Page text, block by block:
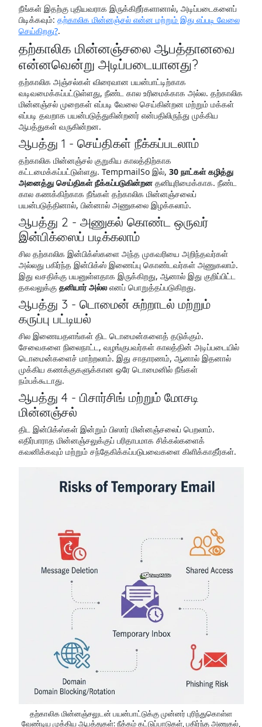
நீங்கள் இதற்கு புதியவராக இருக்கிறீர்களானால், அடிப்படைகளைப்
பிடிக்கவும்: தற்காலிக மின்னஞ்சல் என்ன மற்றும் இது எப்படி வேலை
செய்கிறது?.
தற்காலிக மின்னஞ்சலை ஆபத்தானவை
என்னவென்று அடிப்படையானது?
தற்காலிக அஞ்சல்கள் விரைவான பயன்பாட்டிற்காக
வடிவமைக்கப்பட்டுள்ளது, நீண்ட கால உரிமைக்காக அல்ல. தற்காலிக
மின்னஞ்சல் முறைகள் எப்படி வேலை செய்கின்றன மற்றும் மக்கள்
எப்படி தவறாக பயன்படுத்துகின்றனர் என்பதிலிருந்து முக்கிய
ஆபத்துகள் வருகின்றன.
ஆபத்து 1 - செய்திகள் நீக்கப்படலாம்
தற்காலிக மின்னஞ்சல் குறுகிய காலத்திற்காக
கட்டமைக்கப்பட்டுள்ளது. TempmailSo இல், 30 நாட்கள் கழித்து
அனைத்து செய்திகள் நீக்கப்படுகின்றன தனியுரிமைக்காக. நீண்ட
கால கணக்கிற்காக நீங்கள் தற்காலிக மின்னஞ்சலைப்
பயன்படுத்தினால், பின்னால் அணுகலை இழக்கலாம்.
ஆபத்து 2 - அணுகல் கொண்ட ஒருவர்
இன்பிக்ஸைப் படிக்கலாம்
சில தற்காலிக இன்பிக்ஸ்களை அந்த முகவரியை அறிந்தவர்கள்
அல்லது பகிர்ந்த இன்பிக்ஸ் இணைப்பு கொண்டவர்கள் அணுகலாம்.
இது வசதிக்கு பயனுள்ளதாக இருக்கிறது, ஆனால் இது குறிப்பிட்ட
தகவலுக்கு தனியார் அல்லஎனப் பொறுத்தப்படுகிறது.
ஆபத்து 3 - டொமைன் சுற்றாடல் மற்றும்
கருப்பு பட்டியல்
சில இணையதளங்கள் திட டொமைன்களைத் தடுக்கும்.
சேவைகளை நிலைநாட்ட, வழங்குபவர்கள் காலத்தின் அடிப்படையில்
டொமைன்களைச் மாற்றலாம். இது சாதாரணம், ஆனால் இதனால்
முக்கிய கணக்குகளுக்கான ஒரே டொமைனில் நீங்கள்
நம்பக்கூடாது.
ஆபத்து 4 - பிசார்சிங் மற்றும் மோசடி
மின்னஞ்சல்
திட இன்பிக்ஸ்கள் இன்றும் பிஸார் மின்னஞ்சலைப் பெறலாம்.
எதிர்பாராத மின்னஞ்சலுக்குப் பரிதாபமாக சிக்கல்களைக்
கவனிக்கவும் மற்றும் சந்தேகிக்கப்படுபவைகளை கிளிக்காதீர்கள்.
தற்காலிக மின்னஞ்சலுடன் பயன்பாட்டுக்கு முன்னர் புரிந்துகொள்ள
வேண்டிய முக்கிய ஆபத்துகள்: நீக்கம் கட்டுப்பாடுகள், பகிர்ந்த அணுகல்,